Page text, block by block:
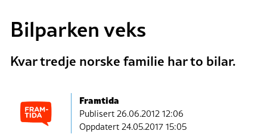
Bilparken veks
Kvar tredje norske familie har to bilar.
Framtida
Publisert26.06.2012 12:06
Oppdatert 24.05.2017 15:05